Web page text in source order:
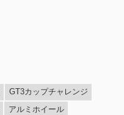
GT3カップチャレンジ
アルミホイール